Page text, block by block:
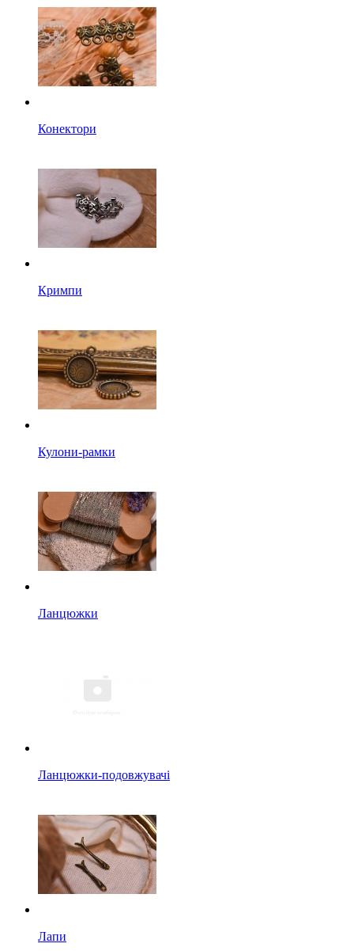
Конектори
Кримпи
Кулони-рамки
Ланцюжки
Ланцюжки-подовжувачі
Лапи